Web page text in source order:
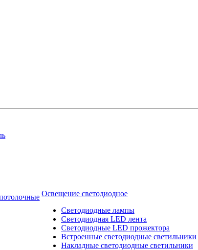
Освещение светодиодное
Светодиодные лампы
Светодиодная LED лента
Светодиодные LED прожектора
Встроенные светодиодные светильники
Накладные светодиодные светильники